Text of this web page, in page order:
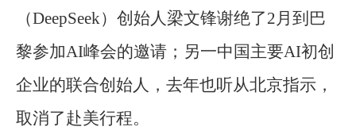
（DeepSeek）创始人梁文锋谢绝了2月到巴
黎参加AI峰会的邀请；另一中国主要AI初创
企业的联合创始人，去年也听从北京指示，
取消了赴美行程。